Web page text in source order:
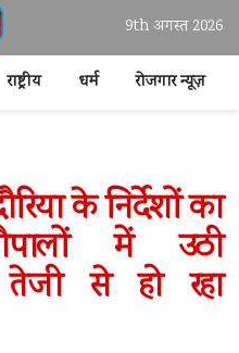
9th अगस्त 2026
राष्ट्रीय धर्म रोजगार न्यूज़
के निर्देशों का
में उठी
से हो रहा